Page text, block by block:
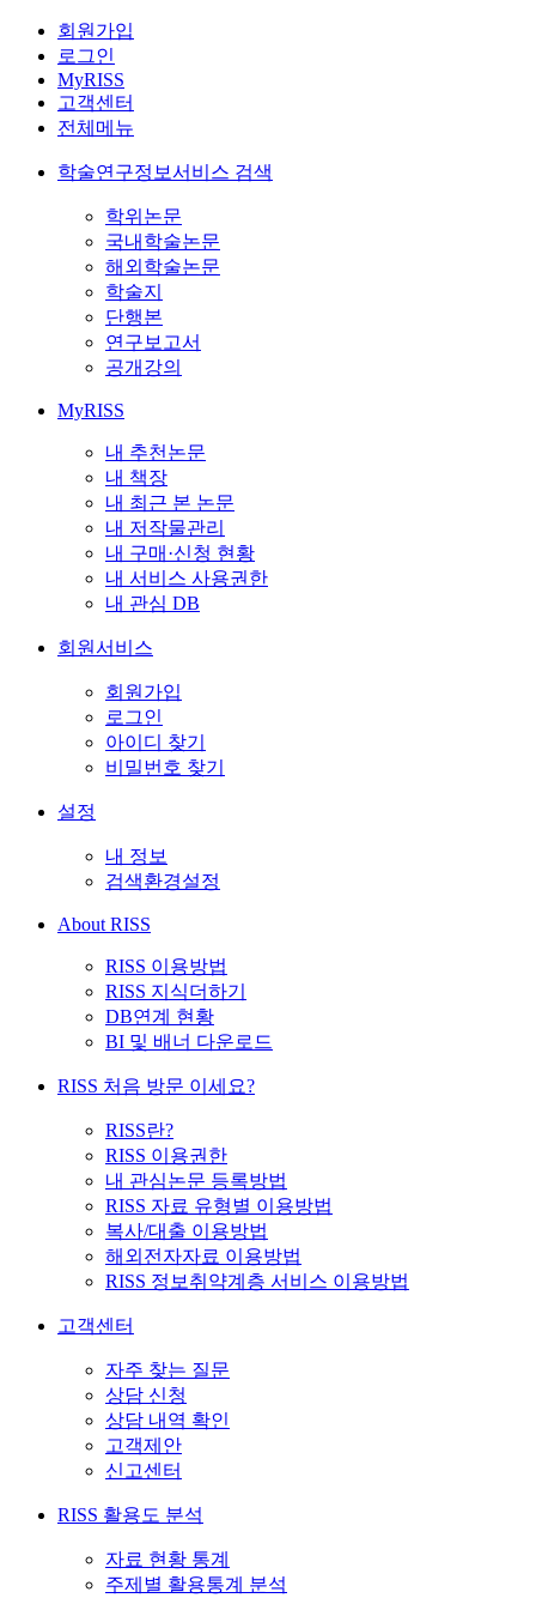
회원가입
로그인
MyRISS
고객센터
전체메뉴
학술연구정보서비스 검색
학위논문
국내학술논문
해외학술논문
학술지
단행본
연구보고서
공개강의
MyRISS
내 추천논문
내 책장
내 최근 본 논문
내 저작물관리
내 구매·신청 현황
내 서비스 사용권한
내 관심 DB
회원서비스
회원가입
로그인
아이디 찾기
비밀번호 찾기
설정
내 정보
검색환경설정
About RISS
RISS 이용방법
RISS 지식더하기
DB연계 현황
BI 및 배너 다운로드
RISS 처음 방문 이세요?
RISS란?
RISS 이용권한
내 관심논문 등록방법
RISS 자료 유형별 이용방법
복사/대출 이용방법
해외전자자료 이용방법
RISS 정보취약계층 서비스 이용방법
고객센터
자주 찾는 질문
상담 신청
상담 내역 확인
고객제안
신고센터
RISS 활용도 분석
자료 현황 통계
주제별 활용통계 분석